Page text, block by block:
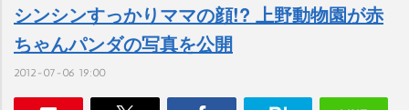
シンシンすっかりママの顔!? 上野動物園が赤
ちゃんパンダの写真を公開
2012-07-06 19:00